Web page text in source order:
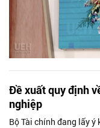
Đề xuất quy định
nghiệp
Bộ Tài chính đang lấy